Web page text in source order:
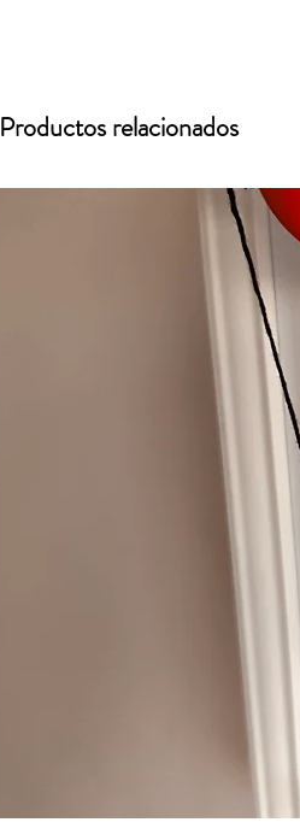
Productos relacionados